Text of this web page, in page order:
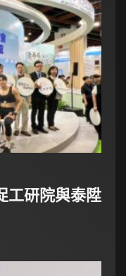
工研院與泰陞